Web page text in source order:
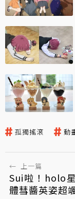
孤獨搖滾 動
← 上一篇
Sui啦！holo
體彗醬英姿超